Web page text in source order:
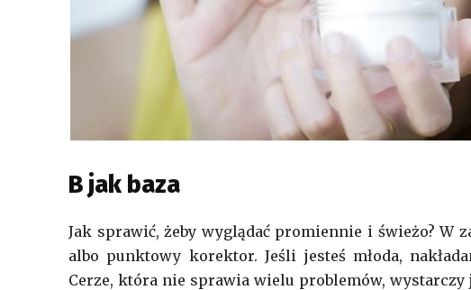
B jak baza
Jak sprawić, żeby wyglądać promiennie i świeżo? W
albo punktowy korektor. Jeśli jesteś młoda,
Cerze, która nie sprawia wielu problemów,